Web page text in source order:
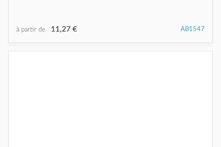
à partir de 11,27 € AB1547